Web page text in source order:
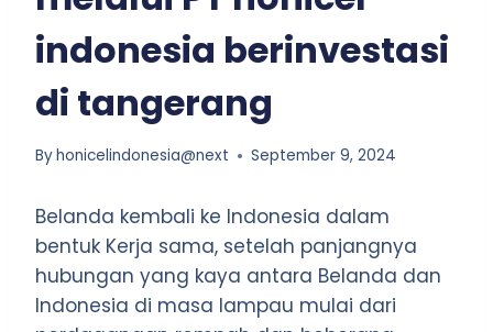
indonesia berinvestasi
di tangerang
Byhonicelindonesia@next September 9, 2024
Belanda kembali ke Indonesia dalam
bentuk Kerja sama, setelah panjangnya
hubungan yang kaya antara Belanda dan
Indonesia di masa lampau mulai dari